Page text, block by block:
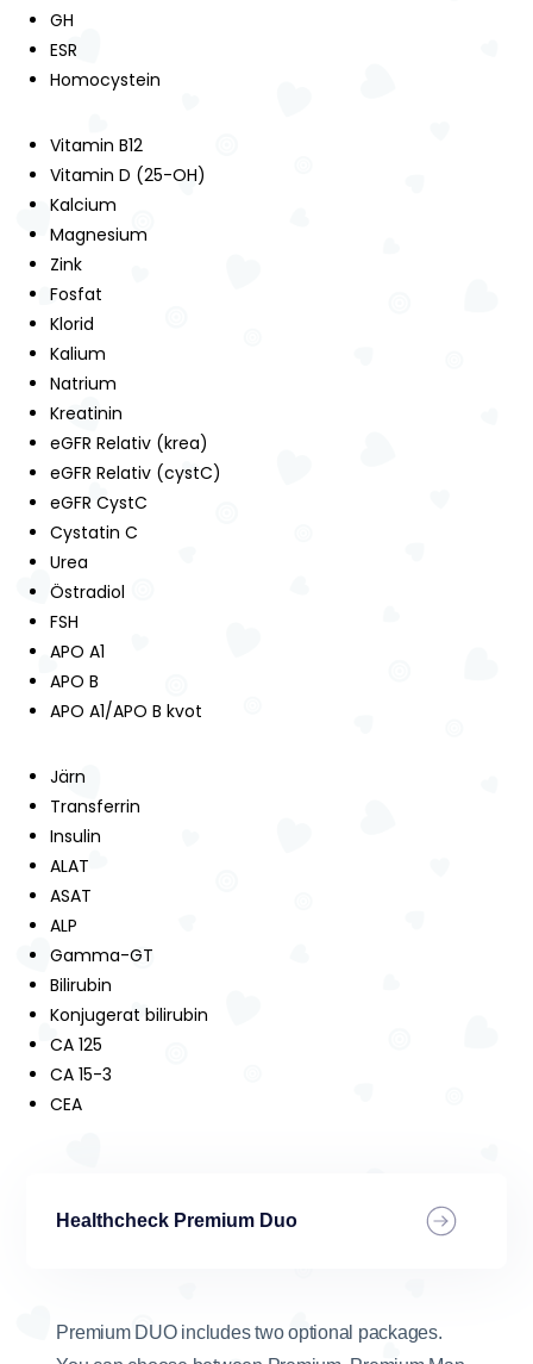
GH
ESR
Homocystein
Vitamin B12
Vitamin D (25-OH)
Kalcium
Magnesium
Zink
Fosfat
Klorid
Kalium
Natrium
Kreatinin
eGFR Relativ (krea)
eGFR Relativ (cystC)
eGFR CystC
Cystatin C
Urea
Östradiol
FSH
APO A1
APO B
APO A1/APO B kvot
Järn
Transferrin
Insulin
ALAT
ASAT
ALP
Gamma-GT
Bilirubin
Konjugerat bilirubin
CA 125
CA 15-3
CEA
Healthcheck Premium Duo
Premium DUO includes two optional packages.